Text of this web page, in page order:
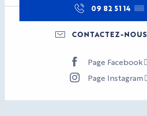
09 82 51 14 ▒▒
CONTACTEZ-NOUS
Page Facebook
Page Instagram